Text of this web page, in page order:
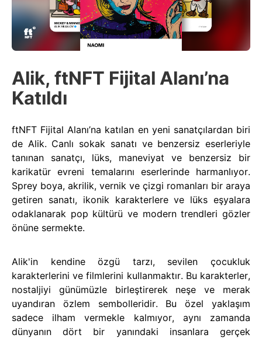
Alik, ftNFT Fijital Alanı’na
Katıldı
ftNFT Fijital Alanı’na katılan en yeni sanatçılardan biri
de Alik. Canlı sokak sanatı ve benzersiz eserleriyle
tanınan sanatçı, lüks, maneviyat ve benzersiz bir
karikatür evreni temalarını eserlerinde harmanlıyor.
Sprey boya, akrilik, vernik ve çizgi romanları bir araya
getiren sanatı, ikonik karakterlere ve lüks eşyalara
odaklanarak pop kültürü ve modern trendleri gözler
önüne sermekte.
Alik'in kendine özgü tarzı, sevilen çocukluk
karakterlerini ve filmlerini kullanmaktır. Bu karakterler,
nostaljiyi günümüzle birleştirerek neşe ve merak
uyandıran özlem sembolleridir. Bu özel yaklaşım
sadece ilham vermekle kalmıyor, aynı zamanda
dünyanın dört bir yanındaki insanlara gerçek